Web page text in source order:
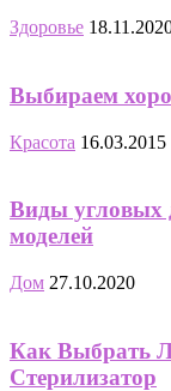
Здоровье
Выбираем
Красота 16.03.2015
Виды угловых
моделей
Дом 27.10.2020
Как Выбрать
Стерилизатор